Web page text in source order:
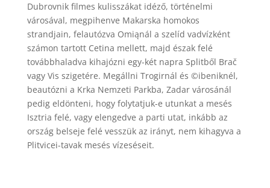
Dubrovnik filmes kulisszákat idéző, történelmi
városával, megpihenve Makarska homokos
strandjain, felautózva Omiąnál a szelíd vadvízként
számon tartott Cetina mellett, majd észak felé
továbbhaladva kihajózni egy-két napra Splitből Brač
vagy Vis szigetére. Megállni Trogirnál és ©ibeniknél,
beautózni a Krka Nemzeti Parkba, Zadar városánál
pedig eldönteni, hogy folytatjuk-e utunkat a mesés
Isztria felé, vagy elengedve a parti utat, inkább az
ország belseje felé vesszük az irányt, nem kihagyva a
Plitvicei-tavak mesés vízeséseit.